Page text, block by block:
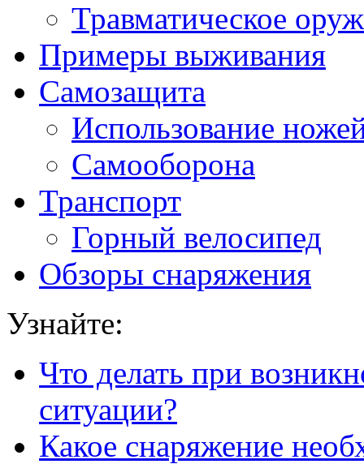
Травматическое
Примеры выживания
Самозащита
Использование
Самооборона
Транспорт
Горный велосипед
Обзоры снаряжения
Узнайте:
Что делать при
ситуации?
Какое снаряжение